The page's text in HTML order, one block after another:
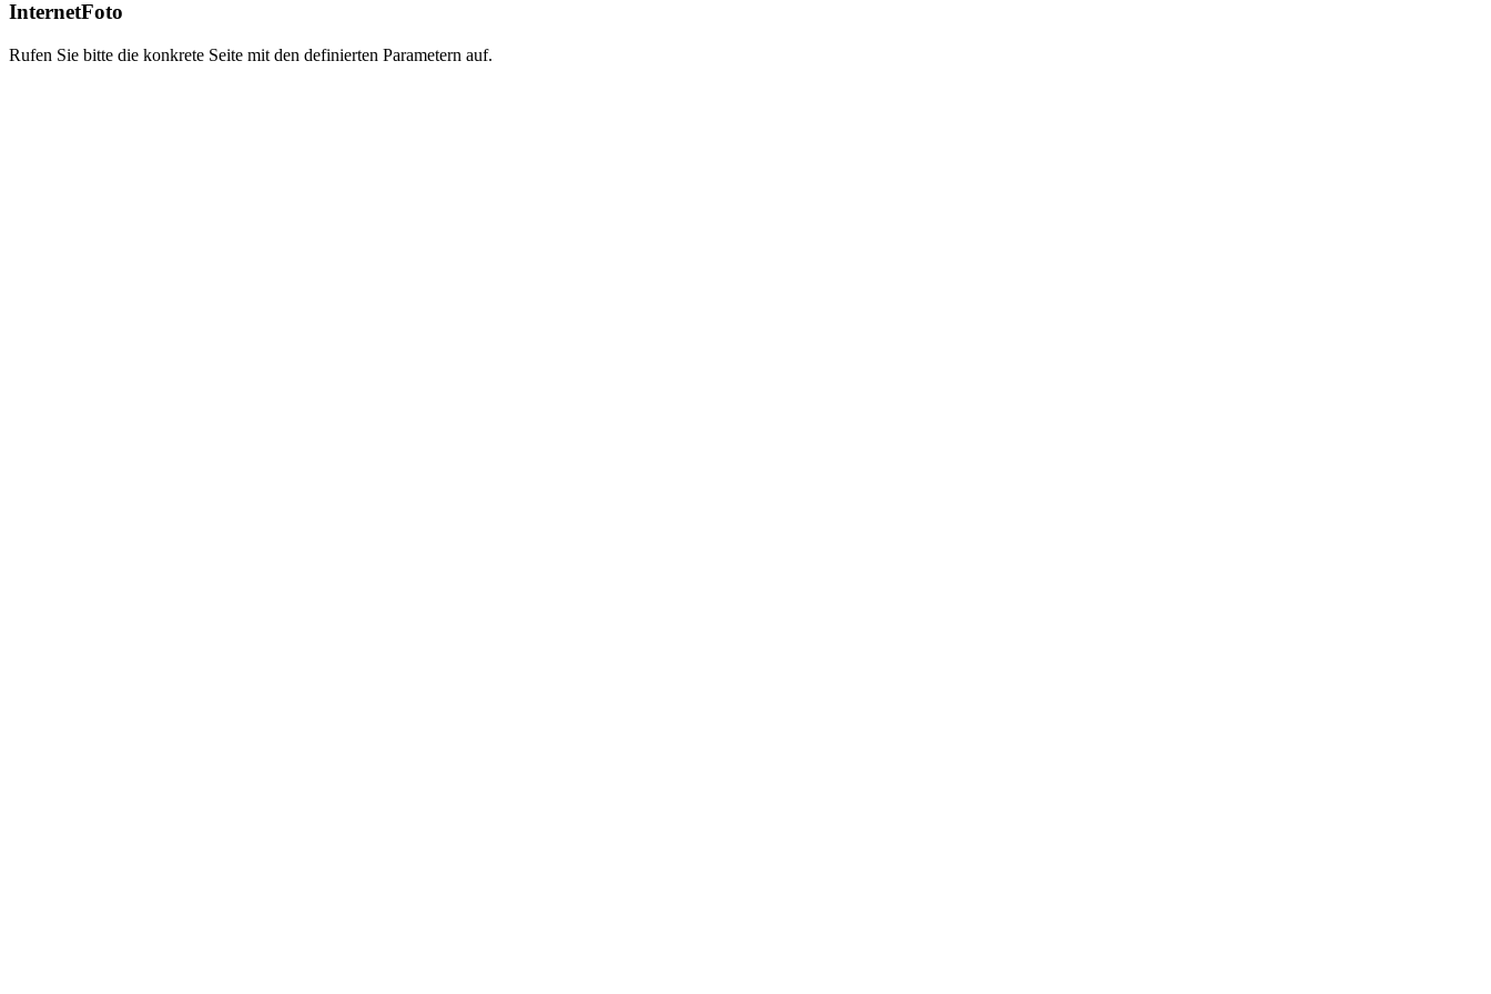
InternetFoto
Rufen Sie bitte die konkrete Seite mit den definierten Parametern auf.